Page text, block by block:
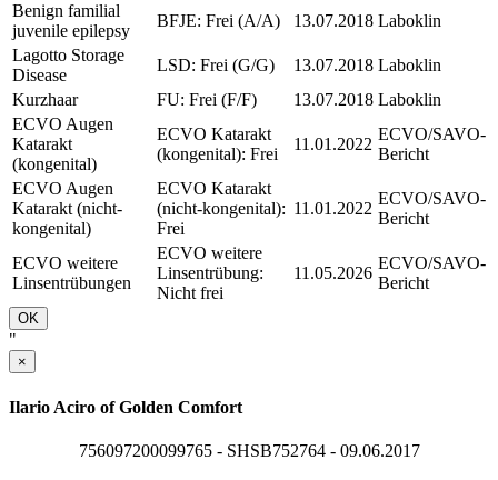
Benign familial
juvenile epilepsy
BFJE: Frei (A/A) 13.07.2018 Laboklin
Lagotto Storage
Disease
LSD: Frei (G/G) 13.07.2018 Laboklin
Kurzhaar
FU: Frei (F/F) 13.07.2018 Laboklin
ECVO Augen
Katarakt
(kongenital)
ECVO Katarakt
(kongenital): Frei
11.01.2022
ECVO/SAVO-
Bericht
ECVO Augen
Katarakt (nicht-
kongenital)
ECVO Katarakt
(nicht-kongenital):
Frei
11.01.2022
ECVO/SAVO-
Bericht
ECVO weitere
Linsentrübungen
ECVO weitere
Linsentrübung:
Nicht frei
11.05.2026
ECVO/SAVO-
Bericht
OK
"
×
Ilario Aciro of Golden Comfort
756097200099765 - SHSB752764 - 09.06.2017